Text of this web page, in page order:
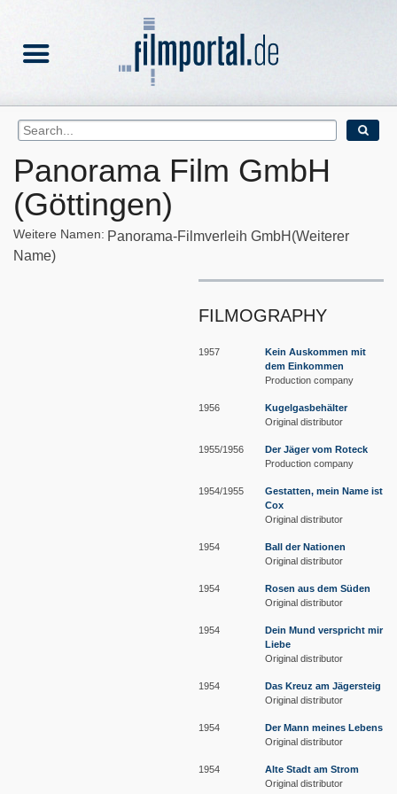
Panorama Film GmbH
(Göttingen)
Weitere Namen: Panorama-Filmverleih GmbH(Weiterer
Name)
FILMOGRAPHY
1957
Kein Auskommen mit
dem Einkommen
Production company
1956
Kugelgasbehälter
Original distributor
1955/1956
Der Jäger vom Roteck
Production company
1954/1955
Gestatten, mein Name ist
Cox
Original distributor
1954
Ball der Nationen
Original distributor
1954
Rosen aus dem Süden
Original distributor
1954
Dein Mund verspricht mir
Liebe
Original distributor
1954
Das Kreuz am Jägersteig
Original distributor
1954
Der Mann meines Lebens
Original distributor
1954
Alte Stadt am Strom
Original distributor